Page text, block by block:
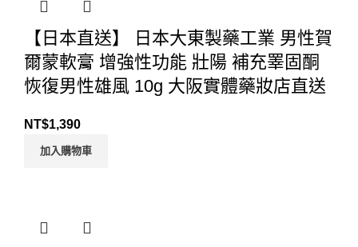
【日本直送】 日本大東製藥工業 男性賀
爾蒙軟膏 增強性功能 壯陽 補充睪固酮
恢復男性雄風 10g 大阪實體藥妝店直送
NT$1,390
加入購物車